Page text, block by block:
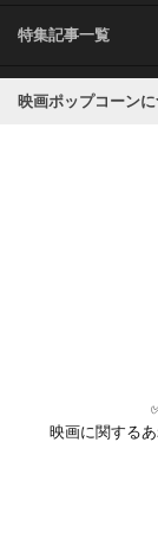
特集記事一覧
映画ポップコーン
映画に関する